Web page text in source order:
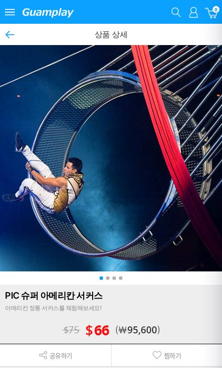
0
상품 상세
PIC 슈퍼 아메리칸 서커스
아메리칸 정통 서커스를 체험해보세요!
￦95,600
$75 $66
공유하기 찜하기